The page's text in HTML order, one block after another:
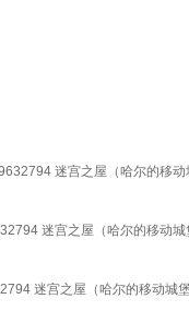
迷宫之屋（哈尔的移
迷宫之屋（哈尔的移动
迷宫之屋（哈尔的移动城